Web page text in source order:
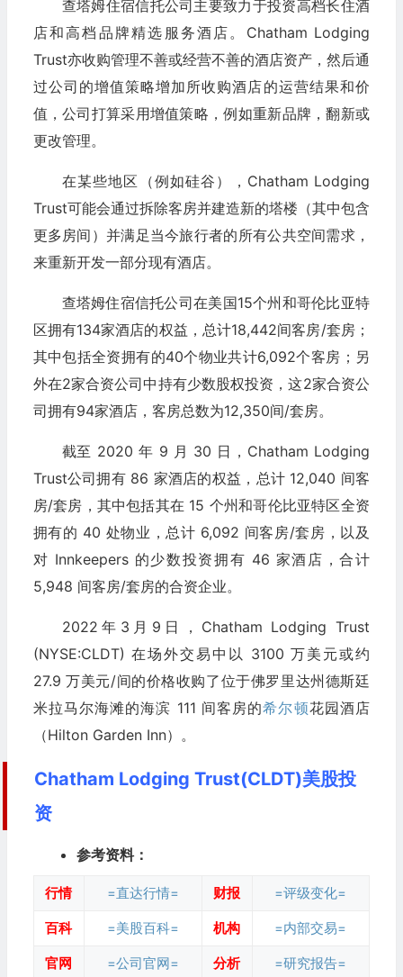
查塔姆住宿信托公司主要致力于投资高档长住酒
店和高档品牌精选服务酒店。Chatham Lodging
Trust亦收购管理不善或经营不善的酒店资产，然后通
过公司的增值策略增加所收购酒店的运营结果和价
值，公司打算采用增值策略，例如重新品牌，翻新或
更改管理。
在某些地区（例如硅谷），Chatham Lodging
Trust可能会通过拆除客房并建造新的塔楼（其中包含
更多房间）并满足当今旅行者的所有公共空间需求，
来重新开发一部分现有酒店。
查塔姆住宿信托公司在美国15个州和哥伦比亚特
区拥有134家酒店的权益，总计18,442间客房/套房；
其中包括全资拥有的40个物业共计6,092个客房；另
外在2家合资公司中持有少数股权投资，这2家合资公
司拥有94家酒店，客房总数为12,350间/套房。
截至 2020 年 9 月 30 日，Chatham Lodging
Trust公司拥有 86 家酒店的权益，总计 12,040 间客
房/套房，其中包括其在 15 个州和哥伦比亚特区全资
拥有的 40 处物业，总计 6,092 间客房/套房，以及
对 Innkeepers 的少数投资拥有 46 家酒店，合计
5,948 间客房/套房的合资企业。
2022年3月9日，Chatham Lodging Trust
(NYSE:CLDT) 在场外交易中以 3100 万美元或约
27.9 万美元/间的价格收购了位于佛罗里达州德斯廷
米拉马尔海滩的海滨 111 间客房的希尔顿花园酒店
（Hilton Garden Inn）。
Chatham Lodging Trust(CLDT)美股投
资
参考资料：
行情 =直达行情= 财报 =评级变化=
百科 =美股百科= 机构 =内部交易=
官网 =公司官网= 分析 =研究报告=